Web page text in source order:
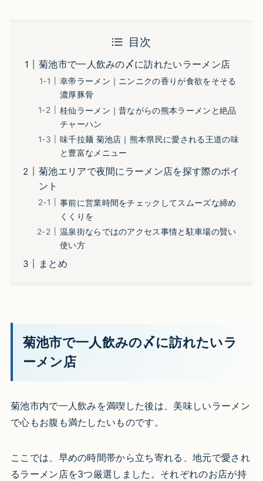
目次
菊池市で一人飲みの〆に訪れたいラーメン店
幸帝ラーメン｜ニンニクの香りが食欲をそそる
濃厚豚骨
桂仙ラーメン｜昔ながらの熊本ラーメンと絶品
チャーハン
味千拉麺 菊池店｜熊本県民に愛される王道の味
と豊富なメニュー
菊池エリアで夜間にラーメン店を探す際のポイ
ント
事前に営業時間をチェックしてスムーズな締め
くくりを
温泉街ならではのアクセス事情と駐車場の賢い
使い方
まとめ
菊池市で一人飲みの〆に訪れたいラ
ーメン店
菊池市内で一人飲みを満喫した後は、美味しいラーメン
で心もお腹も満たしたいものです。
ここでは、早めの時間帯から立ち寄れる、地元で愛され
るラーメン店を3つ厳選しました。それぞれのお店が持